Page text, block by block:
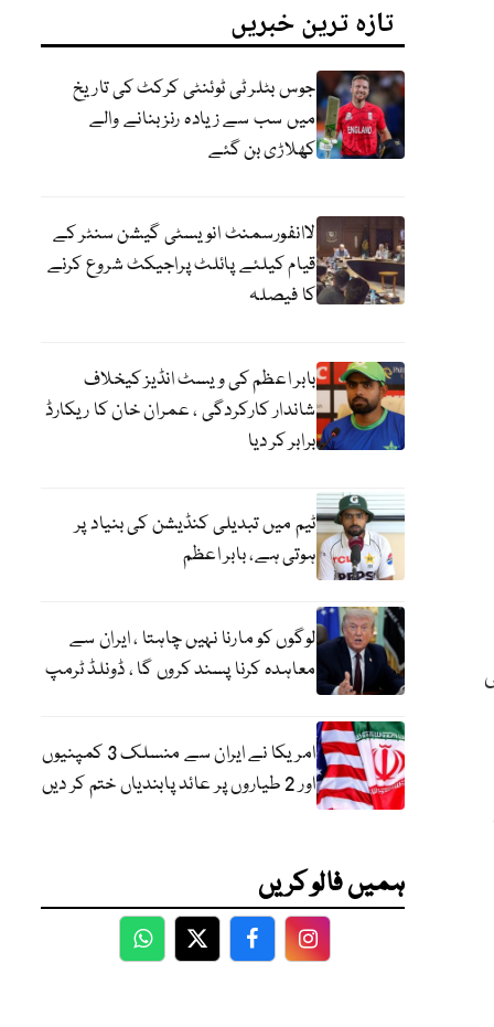
تازہ ترین خبریں
جوس بٹلر ٹی ٹوئنٹی کرکٹ کی تاریخ
میں سب سے زیادہ رنز بنانے والے
کھلاڑی بن گئے
لاانفورسمنٹ انویسٹی گیشن سنٹر کے
قیام کیلئے پائلٹ پراجیکٹ شروع کرنے
کا فیصلہ
بابر اعظم کی ویسٹ انڈیز کیخلاف
شاندار کارکردگی ، عمران خان کا ریکارڈ
برابر کر دیا
ٹیم میں تبدیلی کنڈیشن کی بنیاد پر
ہوتی ہے، بابر اعظم
لوگوں کو مارنا نہیں چاہتا ، ایران سے
معاہدہ کرنا پسند کروں گا ، ڈونلڈ ٹرمپ
امریکا نے ایران سے منسلک 3 کمپنیوں
اور 2 طیاروں پر عائد پابندیاں ختم کر دیں
ہمیں فالو کریں
WhatsApp
TwitterFacebookFacebook